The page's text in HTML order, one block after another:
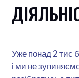
Уже понад 2 тис
і ми не